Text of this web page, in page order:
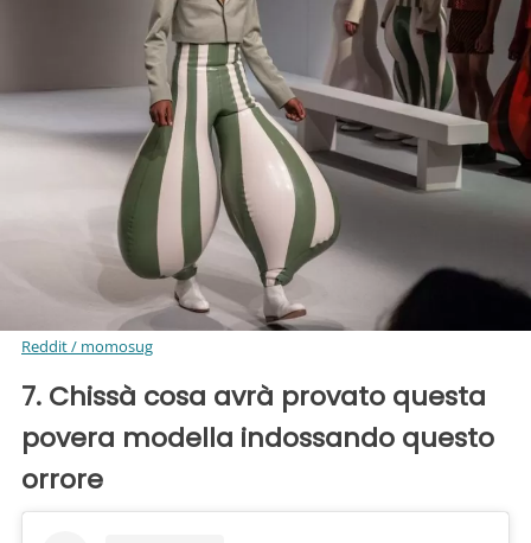
Reddit / momosug
7. Chissà cosa avrà provato questa
povera modella indossando questo
orrore